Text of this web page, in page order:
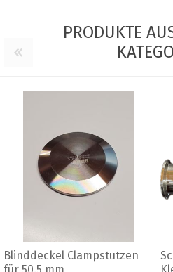
PRODUKTE
TC 1.5"
Scheibenventil